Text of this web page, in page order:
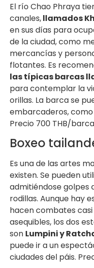
El río Chao Phraya
canales,llamados
en sus días para
de la ciudad, como
mercancías y
flotantes. Es
las típicas barcas
para contemplar la
orillas. La barca se
embarcaderos,
Precio 700 THB/
Boxeo
Es una de las artes
existen. Se pueden
admitiéndose golpes
rodillas. Aunque hay
hacen combates
asequibles, los dos
son Lumpini y
puede ir a un
ciudades del páis.